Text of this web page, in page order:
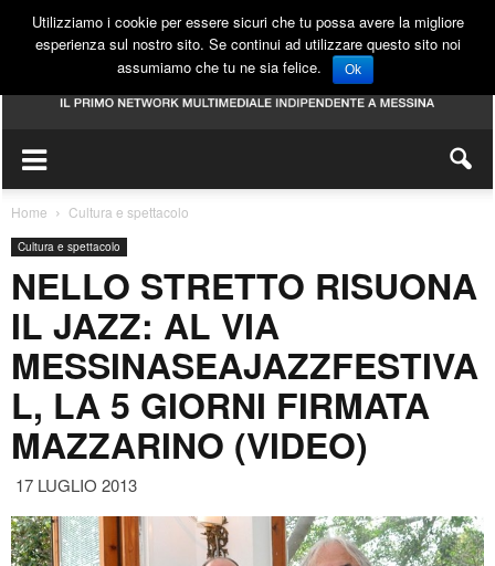
Home Cultura e spettacolo
Cultura e spettacolo
NELLO STRETTO RISUONA
IL JAZZ: AL VIA
MESSINASEAJAZZFESTIVA
L, LA 5 GIORNI FIRMATA
MAZZARINO (VIDEO)
17 LUGLIO 2013
Utilizziamo i cookie per essere sicuri che tu possa avere la migliore
esperienza sul nostro sito. Se continui ad utilizzare questo sito noi
assumiamo che tu ne sia felice.
Ok